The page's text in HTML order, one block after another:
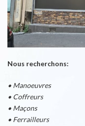
Nous recherchons:
• Manoeuvres
• Coffreurs
• Maçons
• Ferrailleurs